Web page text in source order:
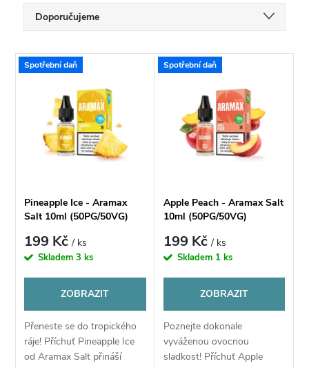
Ř
a
í
p
r
d
Doporučujeme
Nejdražší
Nejprodávanější
Abecedně
V
s
p
r
o
d
Spotřební daň
Pineapple Ice - Aramax
Salt 10ml (50PG/50VG)
199 Kč/ ks
Skladem3 ks
ZOBRAZIT
Přeneste se do tropického
ráje! Příchuť Pineapple Ice
od Aramax Salt přináší
Spotřební daň
Apple Peach - Aramax Salt
10ml (50PG/50VG)
199 Kč/ ks
Skladem 1 ks
ZOBRAZIT
Poznejte dokonale
vyváženou ovocnou
sladkost! Příchuť Apple